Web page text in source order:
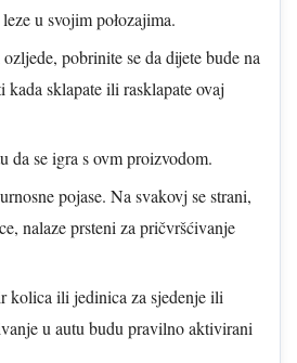
u svojim połozajima.
pobrinite se da dijete bude na
kada sklapate ili rasklapate ovaj
da se igra s ovm proizvodom.
pojase. Na svakovj se strani,
nalaze prsteni za pričvršćivanje
kolica ili jedinica za sjedenje ili
u autu budu pravilno aktivirani